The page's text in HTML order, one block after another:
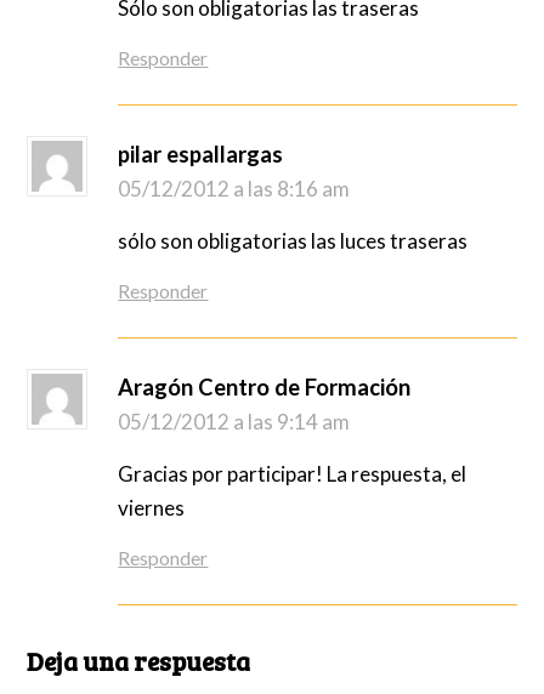
Sólo son obligatorias las traseras
Responder
pilar espallargas
05/12/2012 a las 8:16 am
sólo son obligatorias las luces traseras
Responder
Aragón Centro de Formación
05/12/2012 a las 9:14 am
Gracias por participar! La respuesta, el
viernes
Responder
Deja una respuesta